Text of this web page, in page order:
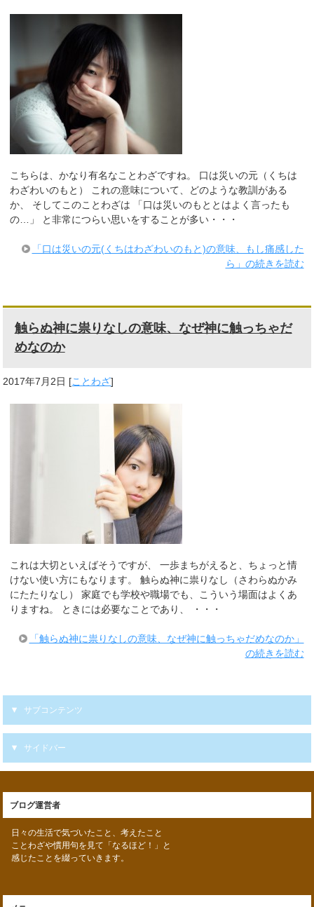
こちらは、かなり有名なことわざですね。 口は災いの元（くちは
わざわいのもと） これの意味について、どのような教訓がある
か、 そしてこのことわざは 「口は災いのもととはよく言ったも
の…」 と非常につらい思いをすることが多い・・・
「口は災いの元(くちはわざわいのもと)の意味、もし痛感した
ら」の続きを読む
触らぬ神に祟りなしの意味、なぜ神に触っちゃだ
めなのか
2017年7月2日 [ことわざ]
これは大切といえばそうですが、 一歩まちがえると、ちょっと情
けない使い方にもなります。 触らぬ神に祟りなし（さわらぬかみ
にたたりなし） 家庭でも学校や職場でも、こういう場面はよくあ
りますね。 ときには必要なことであり、 ・・・
「触らぬ神に祟りなしの意味、なぜ神に触っちゃだめなのか」
の続きを読む
サブコンテンツ
サイドバー
ブログ運営者
日々の生活で気づいたこと、考えたこと
ことわざや慣用句を見て「なるほど！」と
感じたことを綴っていきます。